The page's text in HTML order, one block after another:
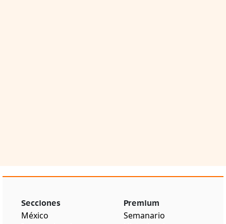
Secciones
México
Premium
Semanario